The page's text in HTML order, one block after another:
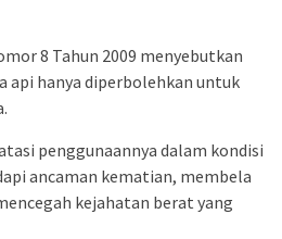
8 Tahun 2009 menyebutkan
api hanya diperbolehkan untuk
penggunaannya dalam kondisi
ancaman kematian, membela
kejahatan berat yang